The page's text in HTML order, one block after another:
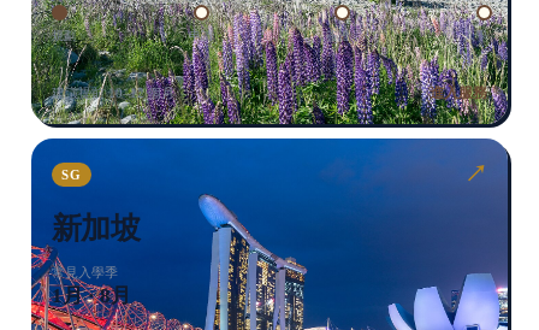
規劃 申請 簽證 入學
建議提前 10–12 個月 進入服務
SG ↗
新加坡
常見入學季
1月 · 8月